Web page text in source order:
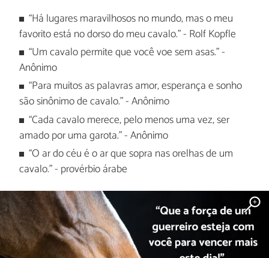
“Há lugares maravilhosos no mundo, mas o meu
favorito está no dorso do meu cavalo." - Rolf Kopfle
“Um cavalo permite que você voe sem asas." -
Anônimo
“Para muitos as palavras amor, esperança e sonho
são sinônimo de cavalo." - Anônimo
“Cada cavalo merece, pelo menos uma vez, ser
amado por uma garota." - Anônimo
“O ar do céu é o ar que sopra nas orelhas de um
cavalo." - provérbio árabe